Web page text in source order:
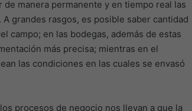
manera permanente y en tiempo real las
grandes rasgos, es posible saber cantidad
campo; en las bodegas, además de estas
más precisa; mientras en el
las condiciones en las cuales se envasó
procesos de negocio nos llevan a que la